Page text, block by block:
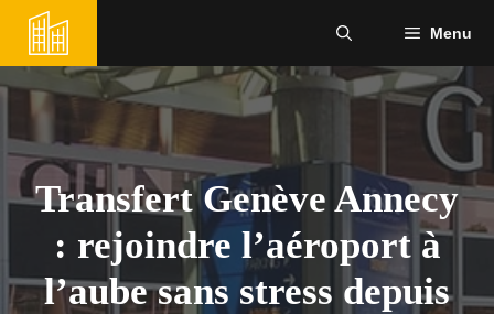
contenu
Menu
Transfert Genève Annecy
: rejoindre l’aéroport à
l’aube sans stress depuis